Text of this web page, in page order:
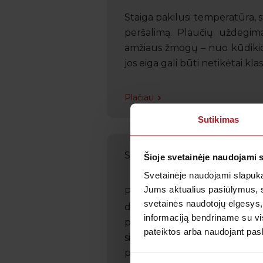
Sutikimas
Šioje svetainėje naudojami
Svetainėje naudojami
Jums aktualius pasiūlymus,
svetainės naudotojų
informaciją bendriname su
pateiktos arba naudojant
Staiga pakilusi temperatūra,
peršalimą. Plaučių
amžiaus žmogų – nuo
jos eiga gali būti netikėtai
Plačiau
Sinusitas: simptomai,
Peršalę jaučiate nemalonų
dažniausiai pasitaikančių
pasaulyje. Tad mokėti ją
sinusitas, jo atsiradimo
preven..